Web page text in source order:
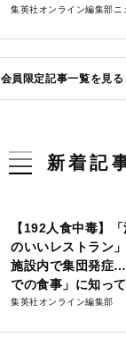
集英社オンライン編集部ニ
会員限定記事一覧を見る
新着記
【192人食中毒】
のいいレストラン
施設内で集団発症
での食事」に知っ
集英社オンライン編集部